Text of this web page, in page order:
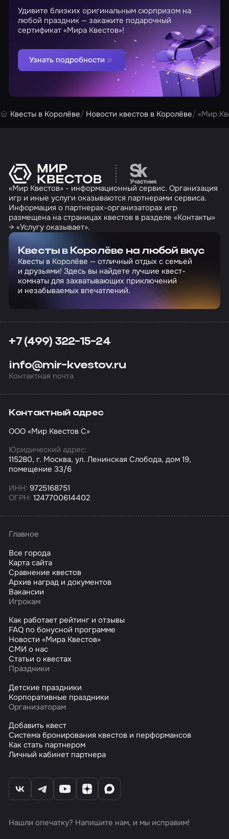
Удивите близких оригинальным сюрпризом на
любой праздник — закажите подарочный
сертификат «Мира Квестов»!
Узнать подробности
Квесты в Королёве Новости квестов в Королёве «Мир
Перейти на сайт
«Мир Квестов» - информационный сервис. Организация
игр и иные услуги оказываются партнерами сервиса.
Информация о партнерах-организаторах игр
размещена на страницах квестов в разделе «Контакты»
→ «Услугу оказывает».
Квесты в Королёве на любой вкус
Квесты в Королёве — отличный отдых с семьей
и друзьями! Здесь вы найдете лучшие квест-
комнаты для захватывающих приключений
и незабываемых впечатлений.
+7 (499) 322-15-24
info@mir-kvestov.ru
Контактная почта
Контактный адрес
ООО «Мир Квестов С»
Юридический адрес:
115280, г. Москва, ул. Ленинская Слобода, дом 19,
помещение 33/6
ИНН: 9725168751
ОГРН: 1247700614402
Главное
Все города
Карта сайта
Сравнение квестов
Архив наград и документов
Вакансии
Игрокам
Как работает рейтинг и отзывы
FAQ по бонусной программе
Новости «Мира Квестов»
СМИ о нас
Статьи о квестах
Праздники
Детские праздники
Корпоративные праздники
Организаторам
Добавить квест
Система бронирования квестов и перформансов
Как стать партнером
Личный кабинет партнера
Нашли опечатку? Напишите нам, и мы исправим!